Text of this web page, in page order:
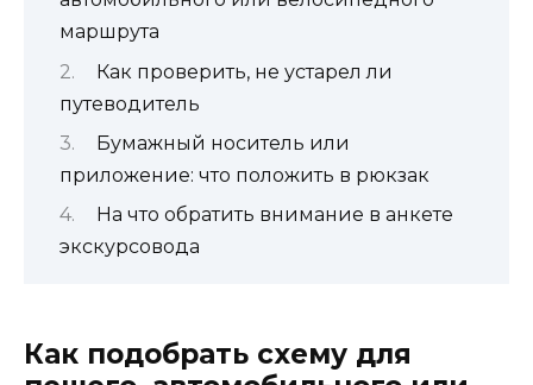
маршрута
Как проверить, не устарел ли
путеводитель
Бумажный носитель или
приложение: что положить в рюкзак
На что обратить внимание в анкете
экскурсовода
Как подобрать схему для